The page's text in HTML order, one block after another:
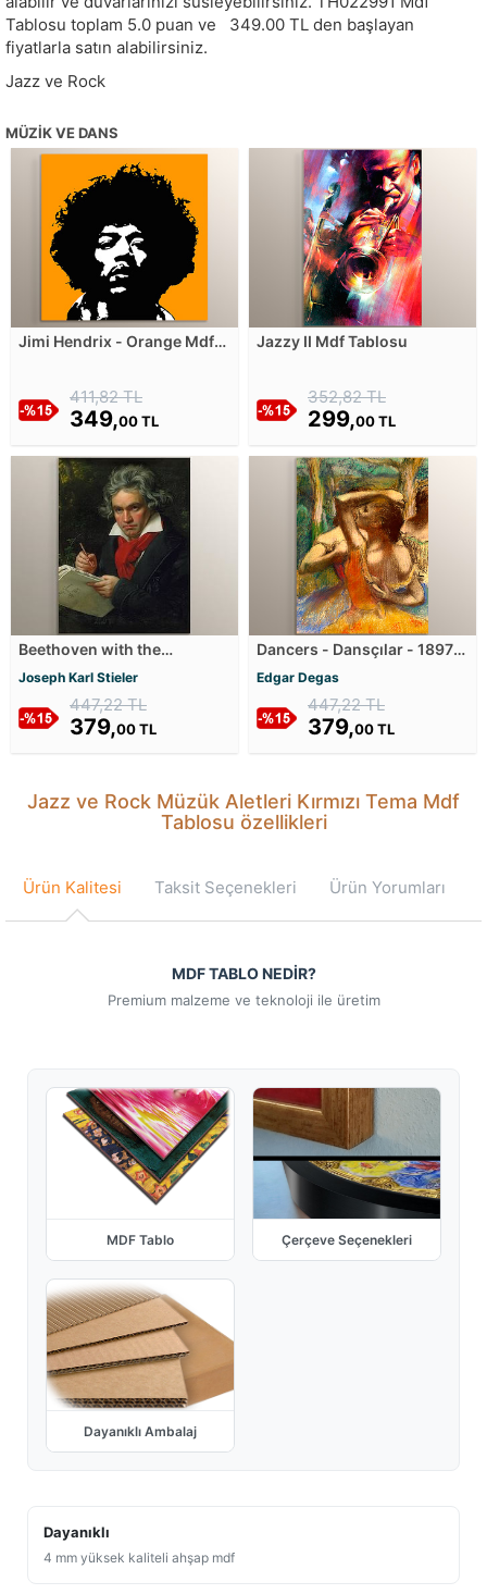
Tablosu toplam 5.0 puan ve 349.00 TL den başlayan
fiyatlarla satın alabilirsiniz.
Jazz ve Rock
MÜZIK VE DANS
Jimi Hendrix - Orange Mdf
411,82 TL
349,00 TL
Jazzy II Mdf Tablosu
352,82 TL
299,00 TL
Beethoven with the
manuscript of the Missa
solemnis Mdf Tablosu
Joseph Karl Stieler
447,22 TL
379,00 TL
Dancers - Dansçılar - 1897
Edgar Degas
447,22 TL
379,00 TL
Jazz ve Rock Müzük Aletleri Kırmızı Tema Mdf
Tablosu özellikleri
Ürün Kalitesi Taksit Seçenekleri Ürün Yorumları
MDF TABLO NEDİR?
Premium malzeme ve teknoloji ile üretim
MDF Tablo Çerçeve Seçenekleri
Dayanıklı Ambalaj
Dayanıklı
4 mm yüksek kaliteli ahşap mdf